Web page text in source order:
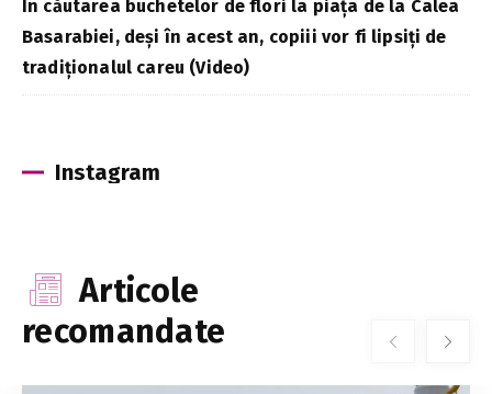
În căutarea buchetelor de flori la piața de la Calea
Basarabiei, deși în acest an, copiii vor fi lipsiți de
tradiționalul careu (Video)
Instagram
Articole
recomandate